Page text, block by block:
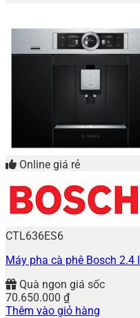
Online giá rẻ
CTL636ES6
Máy pha cà phê Bosch 2.4
Quà ngon giá sốc
70.650.000 ₫
Thêm vào giỏ hàng